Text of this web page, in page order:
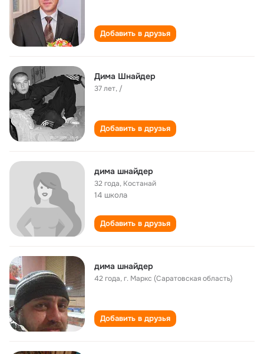
Добавить в друзья
Дима Шнайдер
37 лет, /
Добавить в друзья
дима шнайдер
32 года, Костанай
14 школа
Добавить в друзья
дима шнайдер
42 года,г. Маркс (Саратовская область)
Добавить в друзья